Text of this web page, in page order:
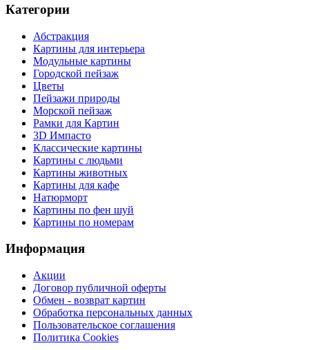
Категории
Абстракция
Картины для интерьера
Модульные картины
Городской пейзаж
Цветы
Пейзажи природы
Морской пейзаж
Рамки для Картин
3D Импасто
Классические картины
Картины с людьми
Картины животных
Картины для кафе
Натюрморт
Картины по фен шуй
Картины по номерам
Информация
Акции
Договор публичной оферты
Обмен - возврат картин
Обработка персональных данных
Пользовательское соглашения
Политика Cookies